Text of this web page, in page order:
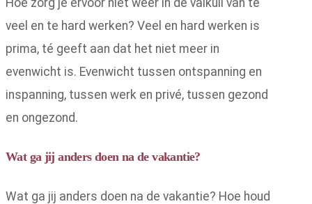
Hoe zorg je ervoor niet weer in de valkuil van te
veel en te hard werken? Veel en hard werken is
prima, té geeft aan dat het niet meer in
evenwicht is. Evenwicht tussen ontspanning en
inspanning, tussen werk en privé, tussen gezond
en ongezond.
Wat ga jij anders doen na de vakantie?
Wat ga jij anders doen na de vakantie? Hoe houd